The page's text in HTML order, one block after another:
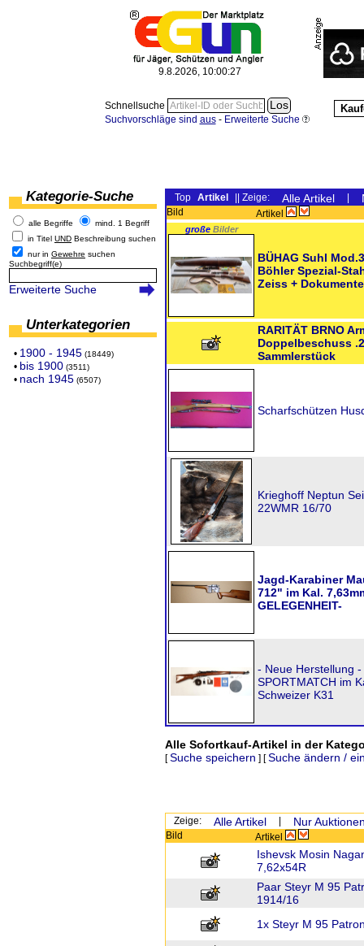
9.8.2026, 10:00:27
Schnellsuche
Suchvorschläge sind aus- Erweiterte Suche
Kategorie-Suche
alle Begriffe
mind. 1 Begriff
in Titel UND Beschreibung suchen
nur in Gewehre suchen
Suchbegriff(e)
Erweiterte Suche
Unterkategorien
• 1900 - 1945 (18449)
• bis 1900 (3511)
• nach 1945 (6507)
Top Artikel || Zeige: Alle Artikel
Bild Artikel
große Bilder
BÜHAG Suhl
Böhler Spezial-
Zeiss + Dokumente
RARITÄT BRNO
Doppelbeschuss
Sammlerstück
Scharfschützen
Krieghoff Neptun
22WMR 16/70
Jagd-Karabiner
712" im Kal.
GELEGENHEIT-
- Neue Herstellung
SPORTMATCH im
Schweizer K31
Alle Sofortkauf-Artikel in der
[Suche speichern ] [Suche ändern /
Zeige: Alle Artikel Nur
Bild Artikel
Ishevsk Mosin
7,62x54R
Paar Steyr M 95
1914/16
1x Steyr M 95